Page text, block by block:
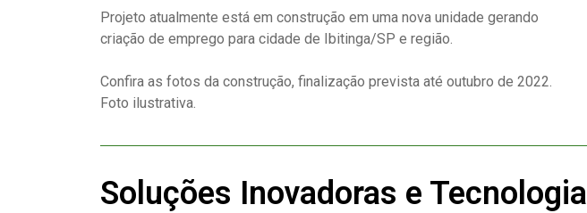
Projeto atualmente está em construção em uma nova unidade gerando
criação de emprego para cidade de Ibitinga/SP e região.
Confira as fotos da construção, finalização prevista até outubro de 2022.
Foto ilustrativa.
Soluções Inovadoras e Tecnologia